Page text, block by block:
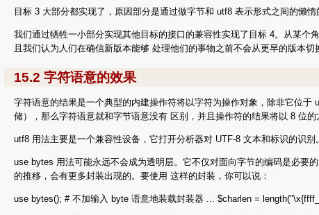
目标 3 大部分都实现了，原因部分是通过做字节和 utf8 表示形式之间的懒
我们通过牺牲一小部分实现其他目标的接口的兼容性实现了目标 4。从某
且我们认为人们在确信新版本能够 处理他们的事物之前不会从更早的版本
15.2 字符语意的效果
字符语意的结果是一个典型的内建操作符将以字符为操作对象，除非它位
储），那么字符语意就和字节语意没有 区别，并且操作符的结果将以 8 位
utf8 用法主要是一个兼容性设备，它打开分析器对 UTF-8 文本和标识的识
use bytes 用法可能永远不会成为透明层。它不仅对面向字节的编码是必要
的推移，会有更多封装出现的。要使用 这样的封装，你可以说：
use bytes(); # 不加输入 byte 语意地装载封装器 ... $charlen =